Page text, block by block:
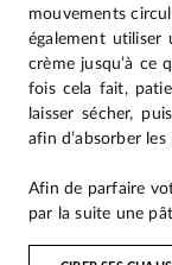
mouvements
également utiliser
crème jusqu’à ce
fois cela fait,
laisser sécher,
afin d’absorber
Afin de parfaire
par la suite une